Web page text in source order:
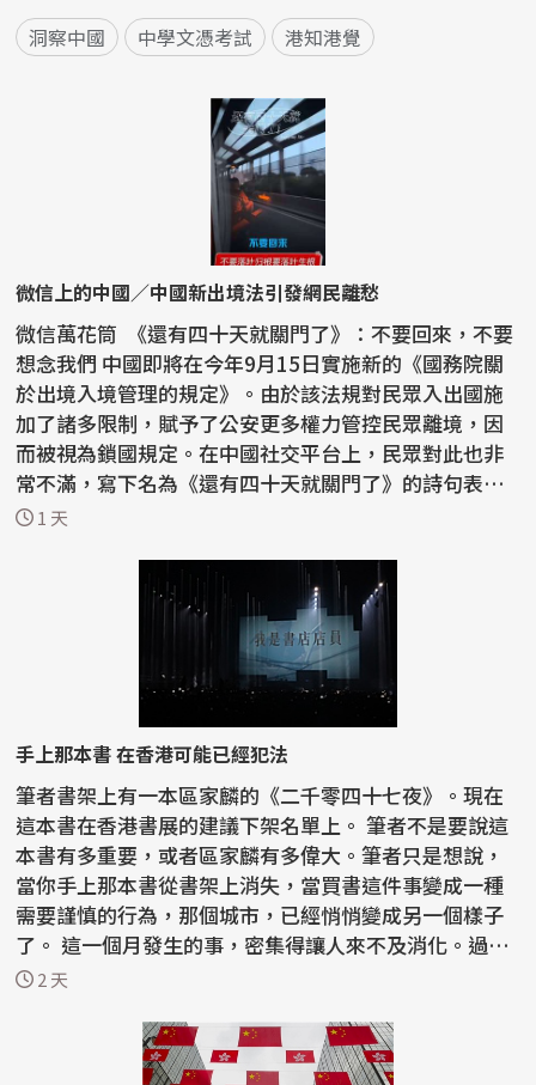
洞察中國 中學文憑考試 港知港覺
微信上的中國／中國新出境法引發網民離愁
微信萬花筒 《還有四十天就關門了》：不要回來，不要
想念我們 中國即將在今年9月15日實施新的《國務院關
於出境入境管理的規定》。由於該法規對民眾入出國施
加了諸多限制，賦予了公安更多權力管控民眾離境，因
而被視為鎖國規定。在中國社交平台上，民眾對此也非
常不滿，寫下名為《還有四十天就關門了》的詩句表達
憤怒...
1 天
手上那本書 在香港可能已經犯法
筆者書架上有一本區家麟的《二千零四十七夜》。現在
這本書在香港書展的建議下架名單上。 筆者不是要說這
本書有多重要，或者區家麟有多偉大。筆者只是想說，
當你手上那本書從書架上消失，當買書這件事變成一種
需要謹慎的行為，那個城市，已經悄悄變成另一個樣子
了。 這一個月發生的事，密集得讓人來不及消化。過去
半...2 天